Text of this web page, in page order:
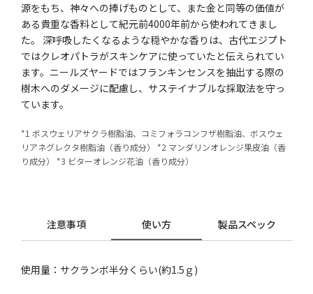
源をもち、神々への捧げものとして、また金と同等の価値が
ある貴重な香料として紀元前4000年前から使われてきまし
た。 深呼吸したくなるような穏やかな香りは、古代エジプト
ではクレオパトラがスキンケアに使っていたと伝えられてい
ます。ニールズヤードではフランキンセンスを抽出する際の
樹木へのダメージに配慮し、サステイナブルな採取法を守っ
ています。
*1 ボスウェリアサクラ樹脂油、コミフォラコンフザ樹脂油、ボスウェ
リアネグレクタ樹脂油（香り成分） *2 マンダリンオレンジ果皮油（香
り成分） *3 ビターオレンジ花油（香り成分）
注意事項 使い方 製品スペック
使用量：サクランボ半分くらい(約1.5ｇ)